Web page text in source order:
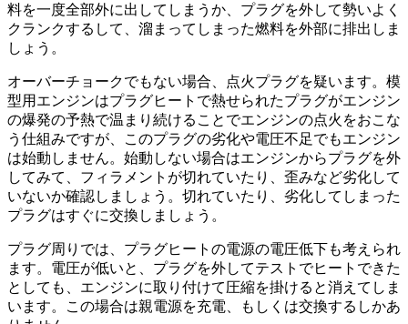
料を一度全部外に出してしまうか、プラグを外して勢いよく
クランクするして、溜まってしまった燃料を外部に排出しま
しょう。
オーバーチョークでもない場合、点火プラグを疑います。模
型用エンジンはプラグヒートで熱せられたプラグがエンジン
の爆発の予熱で温まり続けることでエンジンの点火をおこな
う仕組みですが、このプラグの劣化や電圧不足でもエンジン
は始動しません。始動しない場合はエンジンからプラグを外
してみて、フィラメントが切れていたり、歪みなど劣化して
いないか確認しましょう。切れていたり、劣化してしまった
プラグはすぐに交換しましょう。
プラグ周りでは、プラグヒートの電源の電圧低下も考えられ
ます。電圧が低いと、プラグを外してテストでヒートできた
としても、エンジンに取り付けて圧縮を掛けると消えてしま
います。この場合は親電源を充電、もしくは交換するしかあ